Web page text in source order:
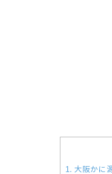
1. 大阪かに